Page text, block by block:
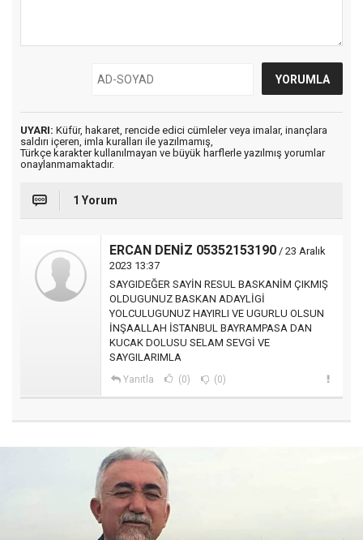
UYARI: Küfür, hakaret, rencide edici cümleler veya imalar, inançlara
saldırı içeren, imla kuralları ile yazılmamış,
Türkçe karakter kullanılmayan ve büyük harflerle yazılmış yorumlar
onaylanmamaktadır.
1 Yorum
ERCAN DENİZ 05352153190 / 23 Aralık
2023 13:37
SAYGIDEĞER SAYİN RESUL BASKANİM ÇIKMIŞ
OLDUGUNUZ BASKAN ADAYLİGİ
YOLCULUGUNUZ HAYIRLI VE UGURLU OLSUN
İNŞAALLAH İSTANBUL BAYRAMPASA DAN
KUCAK DOLUSU SELAM SEVGİ VE
SAYGILARIMLA
Yanıtla (0) (0)